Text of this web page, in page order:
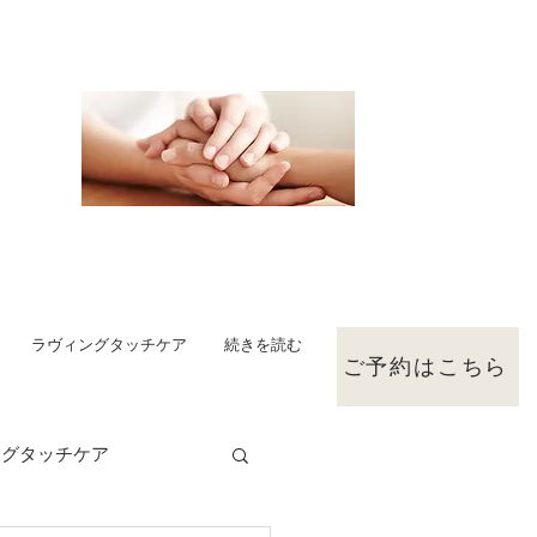
ご予約はこちら
ラヴィングタッチケア 続きを読む
タッチケア